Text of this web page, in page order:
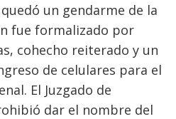
un gendarme de la
fue formalizado por
cohecho reiterado y un
de celulares para el
El Juzgado de
dar el nombre del